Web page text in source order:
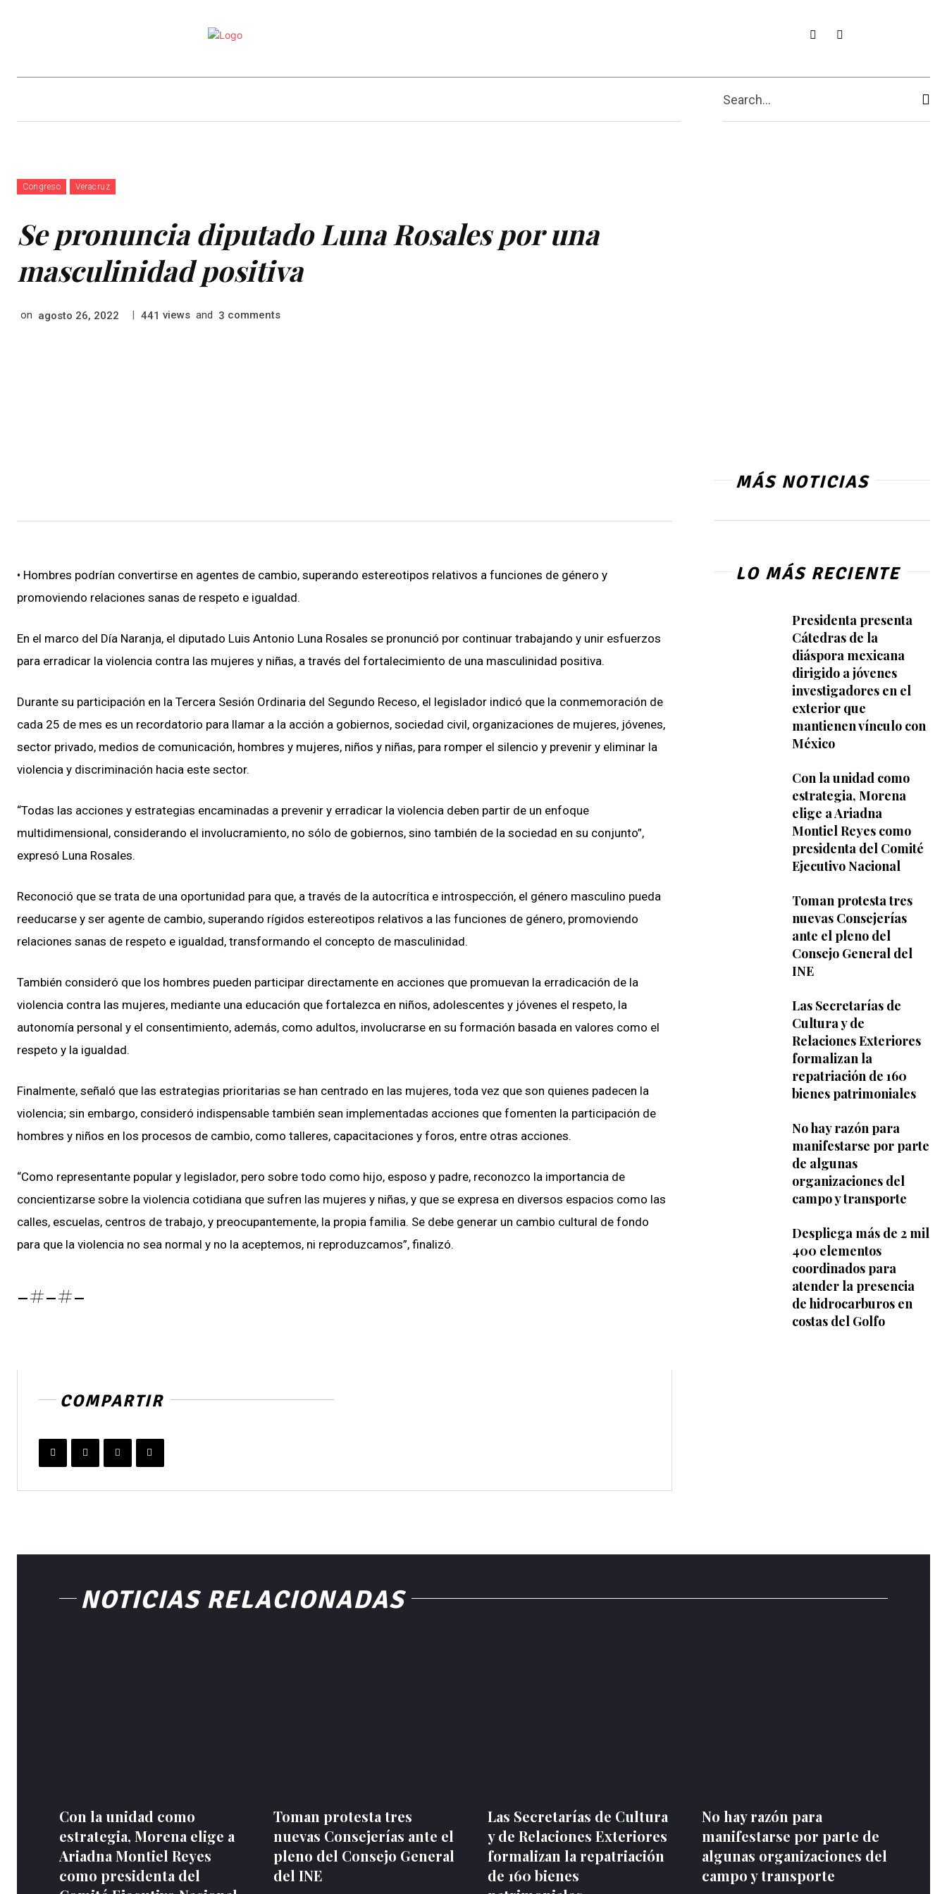
More
Search...
Congreso Veracruz
Se pronuncia diputado Luna Rosales por una
masculinidad positiva
on agosto 26, 2022 441 views and 3 comments
• Hombres podrían convertirse en agentes de cambio, superando estereotipos relativos a funciones de género y
promoviendo relaciones sanas de respeto e igualdad.
En el marco del Día Naranja, el diputado Luis Antonio Luna Rosales se pronunció por continuar trabajando y unir esfuerzos
para erradicar la violencia contra las mujeres y niñas, a través del fortalecimiento de una masculinidad positiva.
Durante su participación en la Tercera Sesión Ordinaria del Segundo Receso, el legislador indicó que la conmemoración de
cada 25 de mes es un recordatorio para llamar a la acción a gobiernos, sociedad civil, organizaciones de mujeres, jóvenes,
sector privado, medios de comunicación, hombres y mujeres, niños y niñas, para romper el silencio y prevenir y eliminar la
violencia y discriminación hacia este sector.
“Todas las acciones y estrategias encaminadas a prevenir y erradicar la violencia deben partir de un enfoque
multidimensional, considerando el involucramiento, no sólo de gobiernos, sino también de la sociedad en su conjunto”,
expresó Luna Rosales.
Reconoció que se trata de una oportunidad para que, a través de la autocrítica e introspección, el género masculino pueda
reeducarse y ser agente de cambio, superando rígidos estereotipos relativos a las funciones de género, promoviendo
relaciones sanas de respeto e igualdad, transformando el concepto de masculinidad.
También consideró que los hombres pueden participar directamente en acciones que promuevan la erradicación de la
violencia contra las mujeres, mediante una educación que fortalezca en niños, adolescentes y jóvenes el respeto, la
autonomía personal y el consentimiento, además, como adultos, involucrarse en su formación basada en valores como el
respeto y la igualdad.
Finalmente, señaló que las estrategias prioritarias se han centrado en las mujeres, toda vez que son quienes padecen la
violencia; sin embargo, consideró indispensable también sean implementadas acciones que fomenten la participación de
hombres y niños en los procesos de cambio, como talleres, capacitaciones y foros, entre otras acciones.
“Como representante popular y legislador, pero sobre todo como hijo, esposo y padre, reconozco la importancia de
concientizarse sobre la violencia cotidiana que sufren las mujeres y niñas, y que se expresa en diversos espacios como las
calles, escuelas, centros de trabajo, y preocupantemente, la propia familia. Se debe generar un cambio cultural de fondo
para que la violencia no sea normal y no la aceptemos, ni reproduzcamos”, finalizó.
-#-#-
COMPARTIR
MÁS NOTICIAS
LO MÁS RECIENTE
Presidenta presenta
Cátedras de la
diáspora mexicana
dirigido a jóvenes
investigadores en el
exterior que
mantienen vínculo con
México
Con la unidad como
estrategia, Morena
elige a Ariadna
Montiel Reyes como
presidenta del Comité
Ejecutivo Nacional
Toman protesta tres
nuevas Consejerías
ante el pleno del
Consejo General del
INE
Las Secretarías de
Cultura y de
Relaciones Exteriores
formalizan la
repatriación de 160
bienes patrimoniales
No hay razón para
manifestarse por parte
de algunas
organizaciones del
campo y transporte
Despliega más de 2 mil
400 elementos
coordinados para
atender la presencia
de hidrocarburos en
costas del Golfo
NOTICIAS RELACIONADAS
Con la unidad como
estrategia, Morena elige a
Ariadna Montiel Reyes
como presidenta del
Toman protesta tres
nuevas Consejerías ante el
pleno del Consejo General
del INE
Las Secretarías de Cultura
y de Relaciones Exteriores
formalizan la repatriación
de 160 bienes
No hay razón para
manifestarse por parte de
algunas organizaciones del
campo y transporte